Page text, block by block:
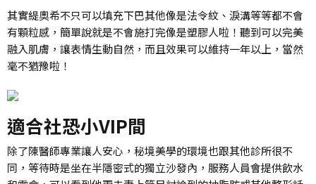
其實緹奧希不只可以填充下巴其他像是法令紋、淚溝等等都不會
有顆粒感，簡單說就是不會施打完像是塑膠人啦！聽到可以完美
融入肌膚，讓表情生動自然，而且效果可以維持一年以上，當然
毫不猶豫啦！
適合社恐小VIP間
除了陳醫師專業讓人安心，秘境美學的環境也跟其他診所很不
同，等待時是坐在半隱密式的獨立沙發內，服務人員會提供飲水